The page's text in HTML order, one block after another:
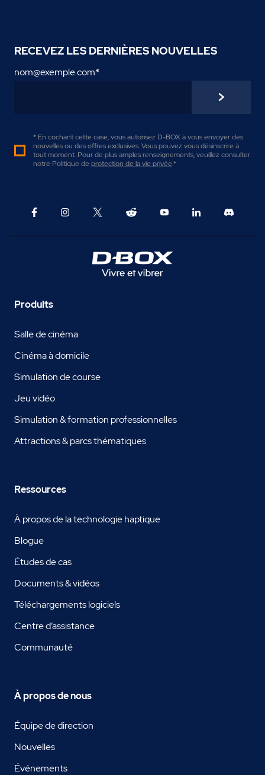
RECEVEZ LES DERNIÈRES NOUVELLES
nom@exemple.com*
* En cochant cette case, vous autorisez D-BOX à vous envoyer des
nouvelles ou des offres exclusives. Vous pouvez vous désinscrire à
tout moment. Pour de plus amples renseignements, veuillez consulter
notre Politique deprotection de la vie privée.*
Produits
Salle de cinéma
Cinéma à domicile
Simulation de course
Jeu vidéo
Simulation & formation professionnelles
Attractions & parcs thématiques
Ressources
À propos de la technologie haptique
Blogue
Études de cas
Documents & vidéos
Téléchargements logiciels
Centre d’assistance
Communauté
À propos de nous
Équipe de direction
Nouvelles
Événements